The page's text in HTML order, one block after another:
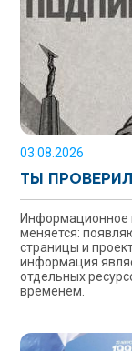
03.08.2026
ТЫ
Информационное
меняется:
страницы и
информация
отдельных
временем.